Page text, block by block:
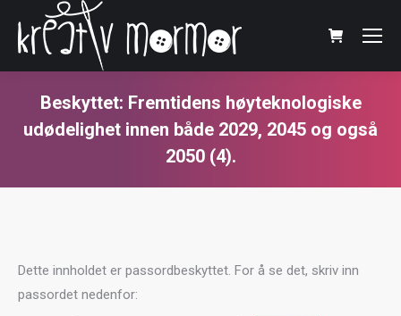
Beskyttet: Fremtidens høyteknologiske
udødelighet innen både 2029, 2045 og også
2050 (4).
Dette innholdet er passordbeskyttet. For å se det, skriv inn
passordet nedenfor: